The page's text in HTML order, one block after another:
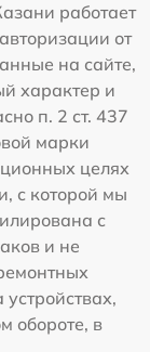
работает
от
на сайте,
характер и
п. 2 ст. 437
марки
целях
с которой мы
с
и не
обороте, в